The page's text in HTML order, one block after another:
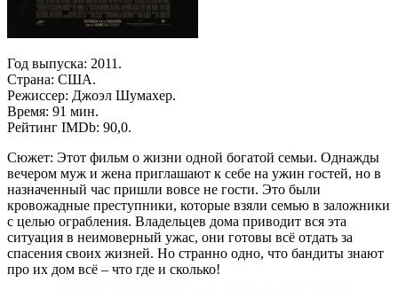
Год выпуска: 2011.
Страна: США.
Режиссер: Джоэл Шумахер.
Время: 91 мин.
Рейтинг IMDb: 90,0.
Сюжет: Этот фильм о жизни одной богатой семьи. Однажды
вечером муж и жена приглашают к себе на ужин гостей, но в
назначенный час пришли вовсе не гости. Это были
кровожадные преступники, которые взяли семью в заложники
с целью ограбления. Владельцев дома приводит вся эта
ситуация в неимоверный ужас, они готовы всё отдать за
спасения своих жизней. Но странно одно, что бандиты знают
про их дом всё – что где и сколько!